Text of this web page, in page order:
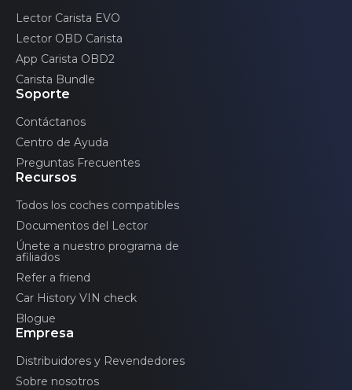
Lector Carista EVO
Lector OBD Carista
App Carista OBD2
Carista Bundle
Soporte
Contáctanos
Centro de Ayuda
Preguntas Frecuentes
Recursos
Todos los coches compatibles
Documentos del Lector
Únete a nuestro programa de
afiliados
Refer a friend
Car History VIN check
Blogue
Empresa
Distribuidores y Revendedores
Sobre nosotros